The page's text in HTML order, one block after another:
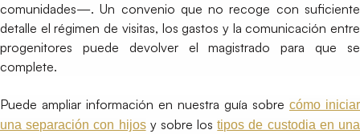
comunidades—. Un convenio que no recoge con suficiente
detalle el régimen de visitas, los gastos y la comunicación entre
progenitores puede devolver el magistrado para que se
complete.
Puede ampliar información en nuestra guía sobre cómo iniciar
una separación con hijosy sobre lostipos de custodia en una